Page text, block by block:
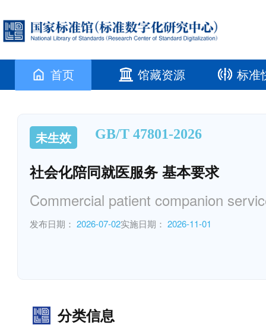
首页 馆藏资源 标准
未生效 GB/T 47801-2026
社会化陪同就医服务 基本要求
Commercial patient companion
发布日期： 2026-07-02实施日期： 2026-11-01
分类信息